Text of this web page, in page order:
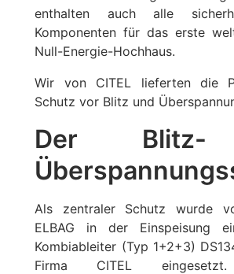
enthalten auch alle
Komponenten für das erste
Null-Energie-Hochhaus.
Wir von CITEL lieferten die
Schutz vor Blitz und
Der Blitz-
Als zentraler Schutz wurde
ELBAG in der Einspeisung
Kombiableiter (Typ 1+2+3)
Firma CITEL